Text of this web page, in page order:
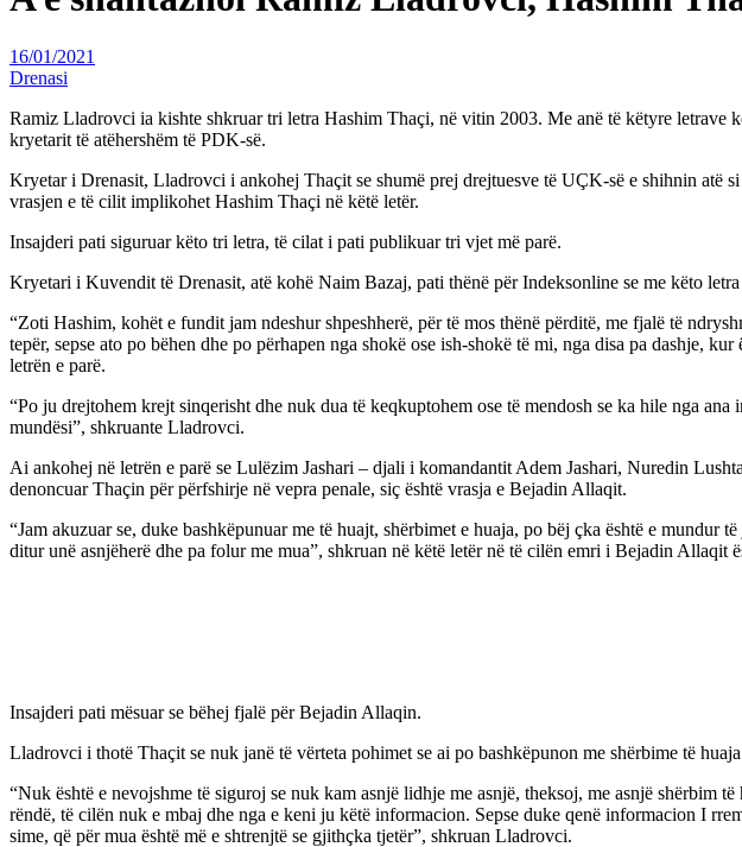
16/01/2021
Drenasi
Ramiz Lladrovci ia kishte shkruar tri letra Hashim Thaçi, në vitin 2003. Me anë të këtyre letrave
kryetarit të atëhershëm të PDK-së.
Kryetar i Drenasit, Lladrovci i ankohej Thaçit se shumë prej drejtuesve të UÇK-së e shihnin atë
vrasjen e të cilit implikohet Hashim Thaçi në këtë letër.
Insajderi pati siguruar këto tri letra, të cilat i pati publikuar tri vjet më parë.
Kryetari i Kuvendit të Drenasit, atë kohë Naim Bazaj, pati thënë për Indeksonline se me këto
“Zoti Hashim, kohët e fundit jam ndeshur shpeshherë, për të mos thënë përditë, me fjalë të
tepër, sepse ato po bëhen dhe po përhapen nga shokë ose ish-shokë të mi, nga disa pa dashje,
letrën e parë.
“Po ju drejtohem krejt sinqerisht dhe nuk dua të keqkuptohem ose të mendosh se ka hile nga
mundësi”, shkruante Lladrovci.
Ai ankohej në letrën e parë se Lulëzim Jashari – djali i komandantit Adem Jashari, Nuredin
denoncuar Thaçin për përfshirje në vepra penale, siç është vrasja e Bejadin Allaqit.
“Jam akuzuar se, duke bashkëpunuar me të huajt, shërbimet e huaja, po bëj çka është e
ditur unë asnjëherë dhe pa folur me mua”, shkruan në këtë letër në të cilën emri i Bejadin Allaqit
Insajderi pati mësuar se bëhej fjalë për Bejadin Allaqin.
Lladrovci i thotë Thaçit se nuk janë të vërteta pohimet se ai po bashkëpunon me shërbime të
“Nuk është e nevojshme të siguroj se nuk kam asnjë lidhje me asnjë, theksoj, me asnjë shërbim
rëndë, të cilën nuk e mbaj dhe nga e keni ju këtë informacion. Sepse duke qenë informacion I
sime, që për mua është më e shtrenjtë se gjithçka tjetër”, shkruan Lladrovci.